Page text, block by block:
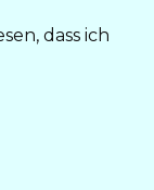
dass ich